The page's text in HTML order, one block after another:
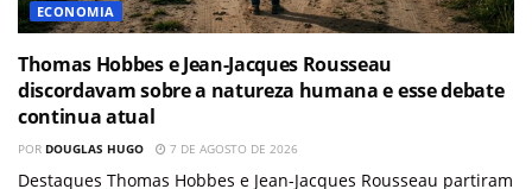
ECONOMIA
Thomas Hobbes e Jean-Jacques Rousseau
discordavam sobre a natureza humana e esse debate
continua atual
POR DOUGLAS HUGO 7 DE AGOSTO DE 2026
Destaques Thomas Hobbes e Jean-Jacques Rousseau partiram